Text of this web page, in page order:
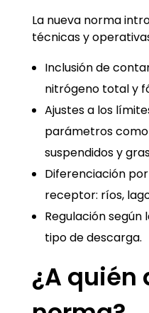
La nueva norma
técnicas y
Inclusión de
nitrógeno total y
Ajustes a los
parámetros como
suspendidos y
Diferenciación
receptor: ríos,
Regulación
tipo de descarga.
¿A quién